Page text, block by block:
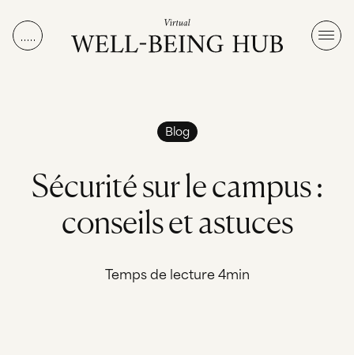
Blog
Sécuritésurlecampus:
conseilsetastuces
Temps de lecture 4min